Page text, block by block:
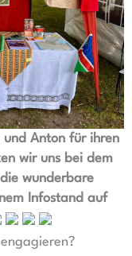
und Anton für ihren
wir uns bei dem
wunderbare
Infostand auf